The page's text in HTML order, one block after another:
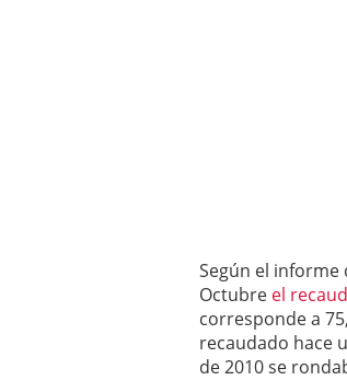
Según el informe
Octubre el
corresponde a
recaudado hace
de 2010 se